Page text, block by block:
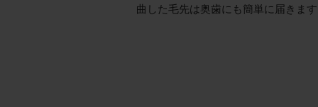
曲した毛先は奥歯にも簡単に届きま